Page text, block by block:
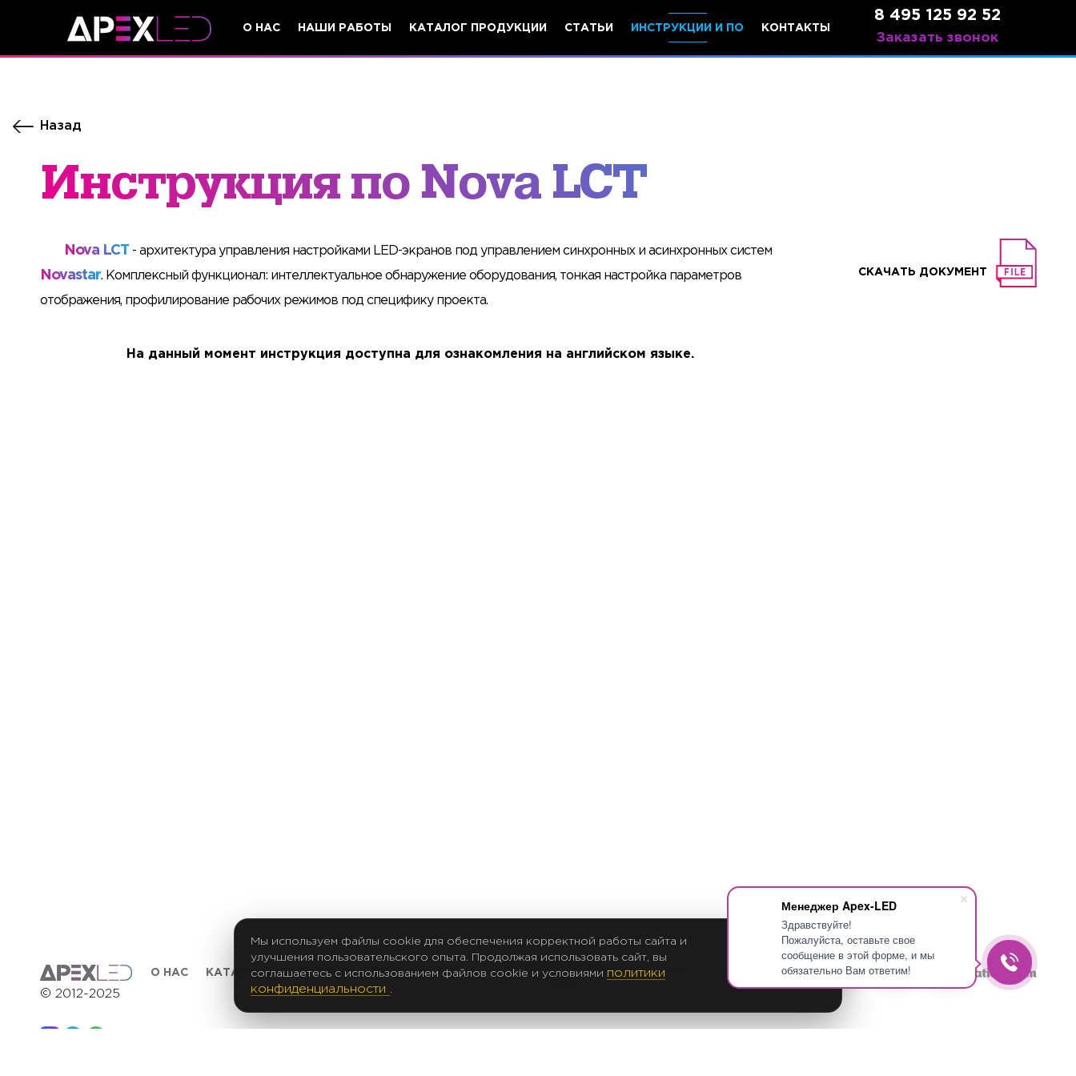
Менеджер Apex-LED
Здравствуйте!
Пожалуйста, оставьте свое
сообщение в этой форме, и мы
обязательно Вам ответим!
О НАС НАШИ РАБОТЫ КАТАЛОГ ПРОДУКЦИИ СТАТЬИ ИНСТРУКЦИИ И ПО КОНТАКТЫ
8 495 125 92 52
Заказать звонок
Назад
Инструкция по Nova LCT
Nova LCT - архитектура управления настройками LED-экранов под управлением синхронных и асинхронных систем
Novastar. Комплексный функционал: интеллектуальное обнаружение оборудования, тонкая настройка параметров
отображения, профилирование рабочих режимов под специфику проекта.
На данный момент инструкция доступна для ознакомления на английском языке.
СКАЧАТЬ ДОКУМЕНТ
О НАС КАТАЛОГ ПРОДУКЦИИ НОВОСТИ И СТАТЬИ ИНСТРУКЦИИ И ПО КОНТАКТЫ КАРТА САЙТА 2017 Создание сайтов
© 2012-2025
Мы используем файлы cookie для обеспечения корректной работы сайта и
улучшения пользовательского опыта. Продолжая использовать сайт, вы
соглашаетесь с использованием файлов cookie и условиями политики
конфиденциальности
Принять